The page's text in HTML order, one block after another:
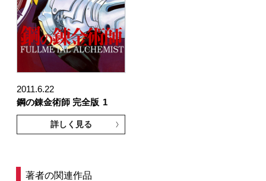
2011.6.22
鋼の錬金術師 完全版 1
詳しく見る
著者の関連作品